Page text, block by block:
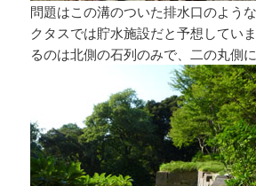
問題はこの溝のついた排水口のよう
クタスでは貯水施設だと予想してい
るのは北側の石列のみで、二の丸側に